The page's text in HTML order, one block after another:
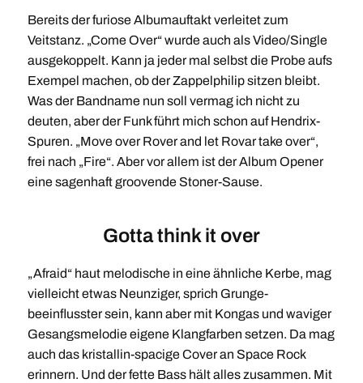
Bereits der furiose Albumauftakt verleitet zum
Veitstanz. „Come Over“ wurde auch als Video/Single
ausgekoppelt. Kann ja jeder mal selbst die Probe aufs
Exempel machen, ob der Zappelphilip sitzen bleibt.
Was der Bandname nun soll vermag ich nicht zu
deuten, aber der Funk führt mich schon auf Hendrix-
Spuren. „Move over Rover and let Rovar take over“,
frei nach „Fire“. Aber vor allem ist der Album Opener
eine sagenhaft groovende Stoner-Sause.
Gotta think it over
„Afraid“ haut melodische in eine ähnliche Kerbe, mag
vielleicht etwas Neunziger, sprich Grunge-
beeinflusster sein, kann aber mit Kongas und waviger
Gesangsmelodie eigene Klangfarben setzen. Da mag
auch das kristallin-spacige Cover an Space Rock
erinnern. Und der fette Bass hält alles zusammen. Mit